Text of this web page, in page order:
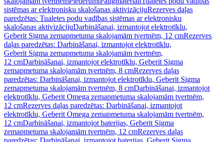
sistēmas ar elektronisku skalošanas aktivizācijuRezerves daļas
paredzētas: Tualetes podu vadības sistēmas ar elektronisku
skalošanas aktivizācijuDarbināšanai, izmantojot elektrotīklu,
Geberit Sigma zemapmetuma skalojamām tvertnēm, 12 cmRezerves
daļas paredzētas: Darbināšanai, izmantojot elektrotīklu,
Geberit Sigma zemapmetuma skalojamām tvertnēm,
12 cmDarbināšanai, izmantojot elektrotīklu, Geberit Sigma
zemapmetuma skalojamām tvertnēm, 8 cmRezerves daļas
paredzētas: Darbināšanai, izmantojot elektrotīklu, Geberit Sigma
zemapmetuma skalojamām tvertnēm, 8 cmDarbināšanai, izmantojot
elektrotīklu, Geberit Omega zemapmetuma skalojamām tvertnēm,
12 cmRezerves daļas paredzētas: Darbināšanai, izmantojot
elektrotīklu, Geberit Omega zemapmetuma skalojamām tvertnēm,
12 cmDarbināšanai, izmantojot baterijas, Geberit Sigma
zemapmetuma skalojamām tvertnēm, 12 cmRezerves daļas
paredzētas: Darbināšanai, izmantojot baterijas, Geberit Sigma